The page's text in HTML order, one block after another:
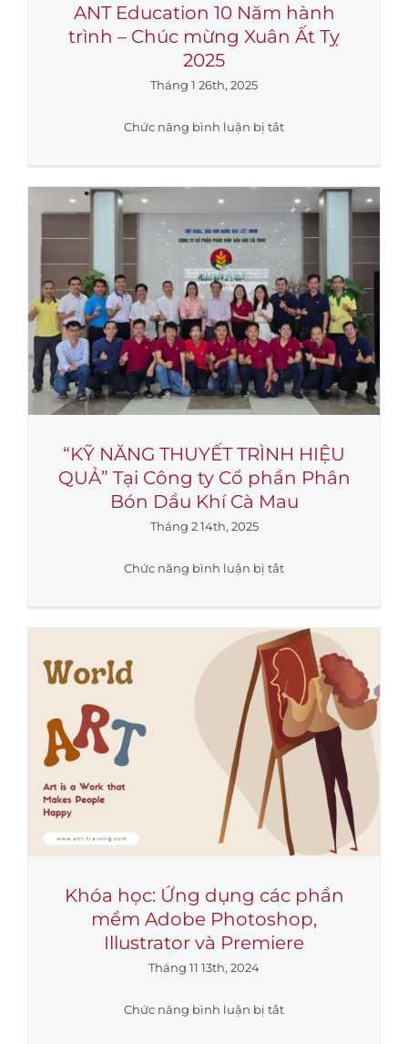
ANT Education 10 Năm hành
trình – Chúc mừng Xuân Ất Tỵ
2025
Tháng 1 26th, 2025
Chức năng bình luận bị tắtở
10
Năm
hành
Chúc
mừng
Xuân
Ất
Tỵ
2025
“KỸ NĂNG THUYẾT TRÌNH HIỆU
QUẢ” Tại Công ty Cổ phần Phân
Bón Dầu Khí Cà Mau
Tháng 2 14th, 2025
Chức năng bình luận bị tắtở
THUYẾT
TRÌNH
HIỆU
QUẢ”
Tại
Công
ty
Cổ
phần
Phân
Bón
Dầu
Cà
Mau
Khóa học: Ứng dụng các phần
mềm Adobe Photoshop,
Illustrator và Premiere
Tháng 11 13th, 2024
Chức năng bình luận bị tắtở